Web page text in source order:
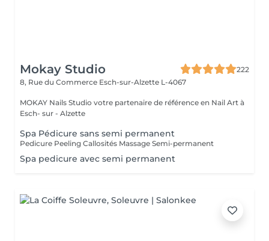
Mokay Studio
222
8, Rue du Commerce Esch-sur-Alzette L-4067
MOKAY Nails Studio votre partenaire de référence en Nail Art à
Esch- sur - Alzette
Spa Pédicure sans semi permanent
Pedicure Peeling Callosités Massage Semi-permanent
Spa pedicure avec semi permanent